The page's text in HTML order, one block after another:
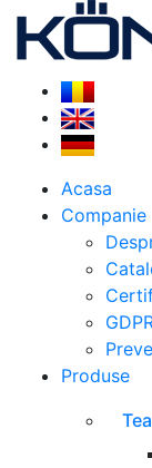
Acasa
Companie
Produse